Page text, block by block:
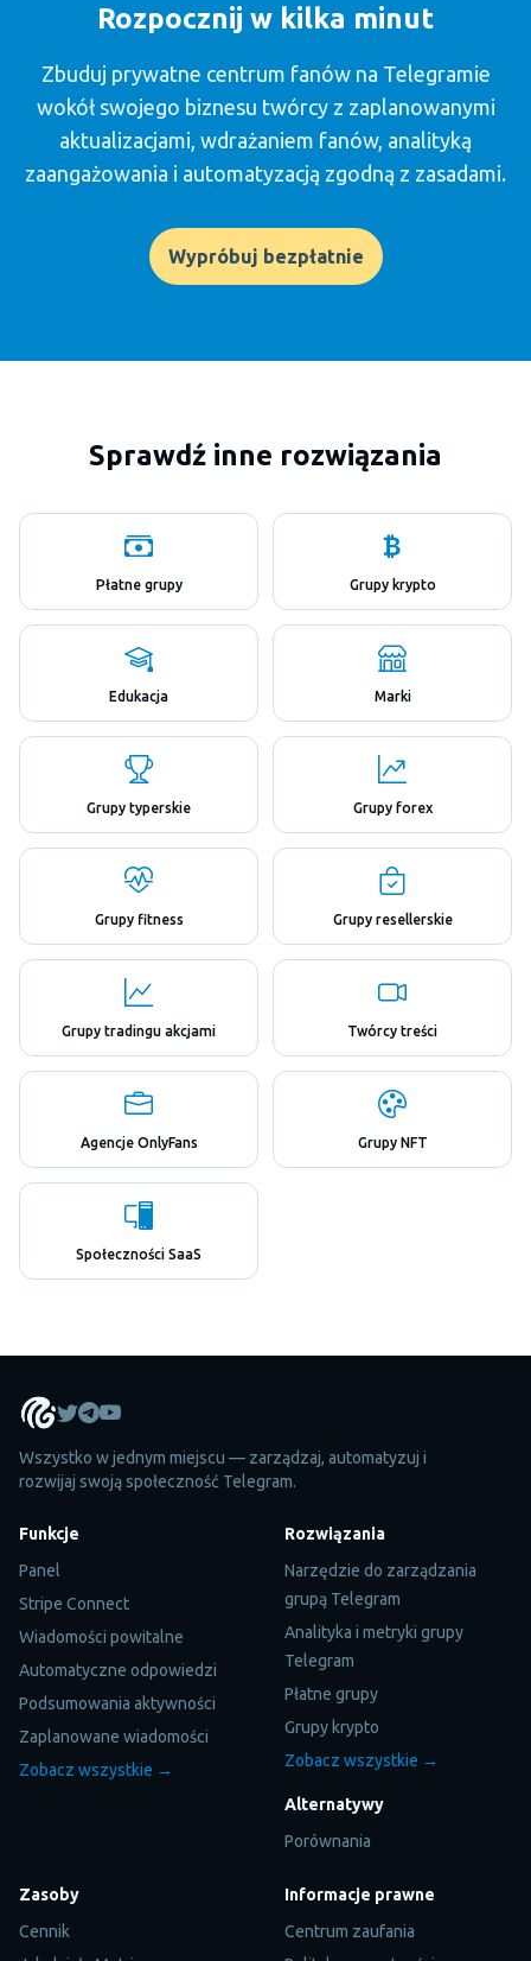
Rozpocznij w kilka minut
Zbuduj prywatne centrum fanów na Telegramie
wokół swojego biznesu twórcy z zaplanowanymi
aktualizacjami, wdrażaniem fanów, analityką
zaangażowania i automatyzacją zgodną z zasadami.
Wypróbuj bezpłatnie
Sprawdź inne rozwiązania
Płatne grupy Grupy krypto
Edukacja Marki
Grupy typerskie Grupy forex
Grupy fitness Grupy resellerskie
Grupy tradingu akcjami Twórcy treści
Agencje OnlyFans Grupy NFT
Społeczności SaaS
Wszystko w jednym miejscu — zarządzaj, automatyzuj i
rozwijaj swoją społeczność Telegram.
Funkcje
Panel
Stripe Connect
Wiadomości powitalne
Automatyczne odpowiedzi
Podsumowania aktywności
Zaplanowane wiadomości
Zobacz wszystkie →
Rozwiązania
Narzędzie do zarządzania
grupą Telegram
Analityka i metryki grupy
Telegram
Płatne grupy
Grupy krypto
Zobacz wszystkie →
Alternatywy
Porównania
Zasoby
Cennik
Informacje prawne
Centrum zaufania